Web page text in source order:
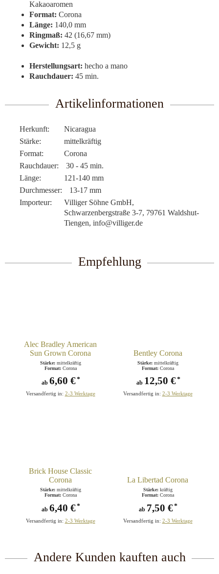
Kakaoaromen
Format: Corona
Länge: 140,0 mm
Ringmaß: 42 (16,67 mm)
Gewicht: 12,5 g
Herstellungsart: hecho a mano
Rauchdauer: 45 min.
Artikelinformationen
Herkunft:
Nicaragua
Stärke:
mittelkräftig
Format:
Corona
Rauchdauer:
30 - 45 min.
Länge:
121-140 mm
Durchmesser:
13-17 mm
Importeur:
Villiger Söhne GmbH,
Schwarzenbergstraße 3-7, 79761 Waldshut-
Tiengen, info@villiger.de
Empfehlung
Alec Bradley American
Sun Grown Corona
Stärke: mittelkräftig
Format: Corona
ab 6,60 €*
Versandfertig in: 2-3 Werktage
Bentley Corona
Stärke:mittelkräftig
Format:Corona
ab 12,50 €*
Versandfertig in: 2-3 Werktage
Brick House Classic
Corona
Stärke: mittelkräftig
Format: Corona
ab 6,40 €*
Versandfertig in: 2-3 Werktage
La Libertad Corona
Stärke: kräftig
Format: Corona
ab 7,50 €*
Versandfertig in: 2-3 Werktage
Andere Kunden kauften auch